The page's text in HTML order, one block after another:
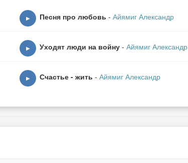
▶ Песня про любовь - Айямиг Александр
▶ Уходят люди на войну - Айямиг Александр
▶ Счастье - жить - Айямиг Александр